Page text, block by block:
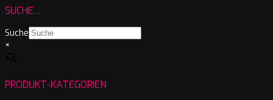
SUCHE…
Suche
×
PRODUKT-KATEGORIEN